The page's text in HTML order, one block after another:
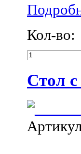
Кол-во:
Стол